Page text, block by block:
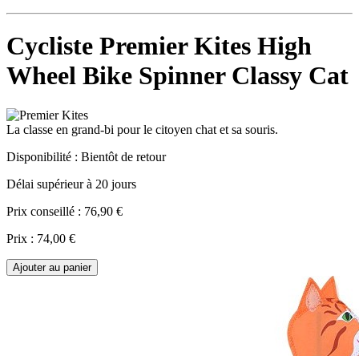
Cycliste Premier Kites High
Wheel Bike Spinner Classy Cat
La classe en grand-bi pour le citoyen chat et sa souris.
Disponibilité : Bientôt de retour
Délai supérieur à 20 jours
Prix conseillé : 76,90 €
Prix : 74,00 €
Ajouter au panier